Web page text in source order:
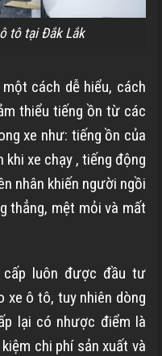
tô tại Đắk Lắk
cách dễ hiểu, cách
thiểu tiếng ồn từ các
xe như: tiếng ồn của
xe chạy , tiếng động
nhân khiến người ngồi
thẳng, mệt mỏi và mất
cấp luôn được đầu tư
xe ô tô, tuy nhiên dòng
lại có nhược điểm là
chi phí sản xuất và